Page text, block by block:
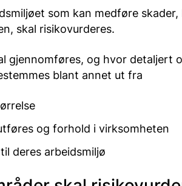
som kan medføre skader,
skal risikovurderes.
gjennomføres, og hvor detaljert
blant annet ut fra
og forhold i virksomheten
deres arbeidsmiljø